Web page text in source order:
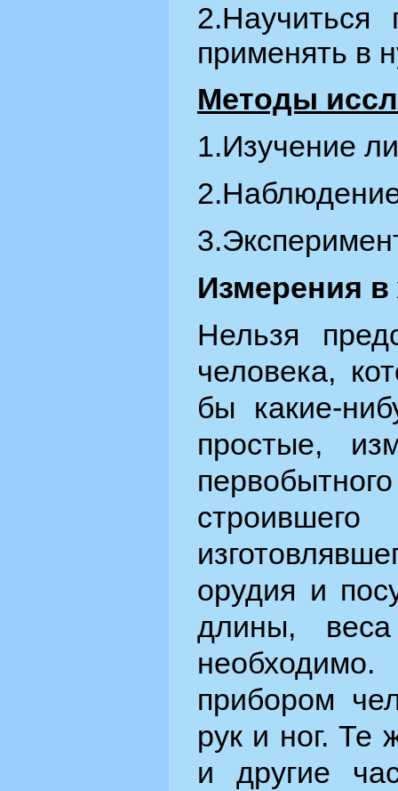
2.Научиться
применять в
Методы
1.Изучение
Измерения в
Нельзя
человека,
бы какие-
простые,
орудия и
длины,
прибором
рук и ног. Те
и другие